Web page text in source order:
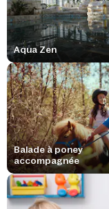
Aqua Zen
Balade à poney
accompagnée